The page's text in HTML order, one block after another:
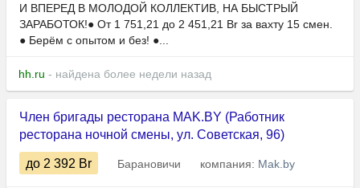
И ВПЕРЕД В МОЛОДОЙ КОЛЛЕКТИВ, НА БЫСТРЫЙ
ЗАРАБОТОК!● От 1 751,21 до 2 451,21 Br за вахту 15 смен.
● Берём с опытом и без! ●...
hh.ru - найдена более недели назад
Член бригады ресторана MAK.BY (Работник
ресторана ночной смены, ул. Советская, 96)
до 2 392 Br Барановичи компания: Mak.by